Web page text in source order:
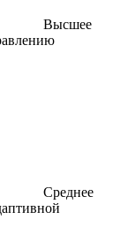
Высшее
Среднее